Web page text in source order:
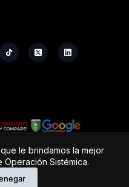
le brindamos la mejor
Sistémica.
Sistémica
y casa de